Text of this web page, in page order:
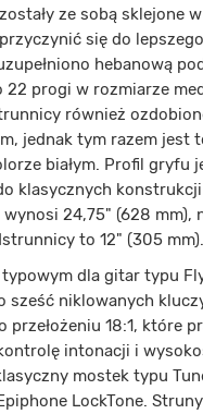
ze sobą sklejone w
się do
hebanową
22 progi w rozmiarze
również
jednak tym razem jest
białym. Profil gryfu
klasycznych konstrukcji
24,75" (628 mm),
to 12" (305 mm).
typowym dla gitar typu
sześć niklowanych
przełożeniu 18:1, które
intonacji i
mostek typu
LockTone.